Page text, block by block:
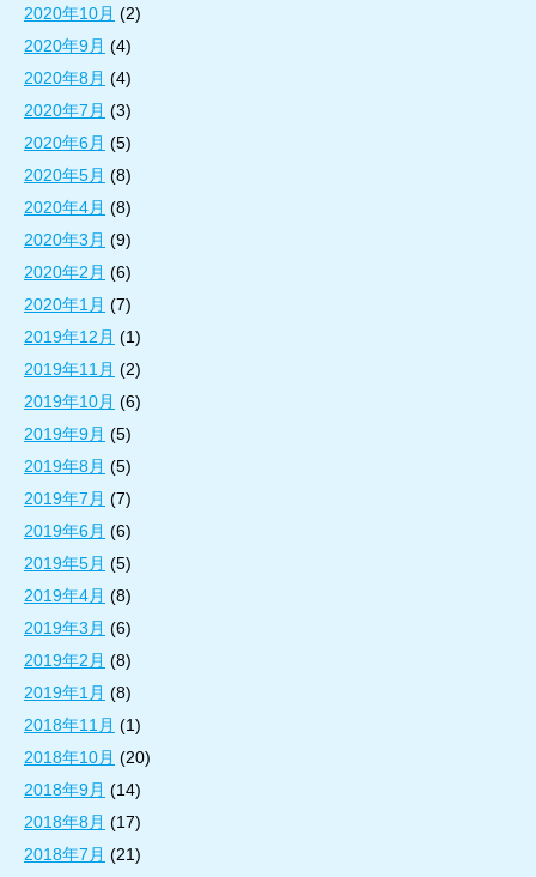
2020年10月 (2)
2020年9月 (4)
2020年8月 (4)
2020年7月 (3)
2020年6月 (5)
2020年5月 (8)
2020年4月 (8)
2020年3月 (9)
2020年2月 (6)
2020年1月 (7)
2019年12月 (1)
2019年11月 (2)
2019年10月 (6)
2019年9月 (5)
2019年8月 (5)
2019年7月 (7)
2019年6月 (6)
2019年5月 (5)
2019年4月 (8)
2019年3月 (6)
2019年2月 (8)
2019年1月 (8)
2018年11月 (1)
2018年10月 (20)
2018年9月 (14)
2018年8月 (17)
2018年7月 (21)